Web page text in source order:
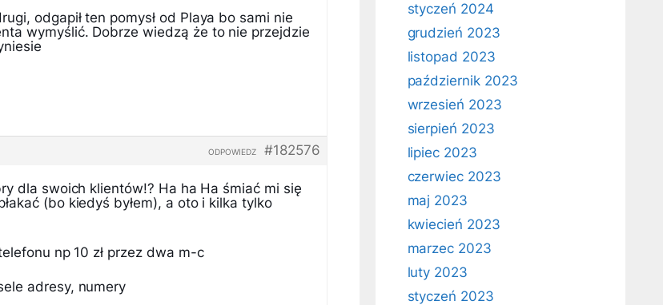
odgapił ten pomysł od Playa bo sami nie
wymyślić. Dobrze wiedzą że to nie przejdzie
#182576
ODPOWIEDZ
dla swoich klientów!? Ha ha Ha śmiać mi się
(bo kiedyś byłem), a oto i kilka tylko
np 10 zł przez dwa m-c
adresy, numery
styczeń 2024
grudzień 2023
listopad 2023
październik 2023
wrzesień 2023
sierpień 2023
lipiec 2023
czerwiec 2023
maj 2023
kwiecień 2023
marzec 2023
luty 2023
styczeń 2023